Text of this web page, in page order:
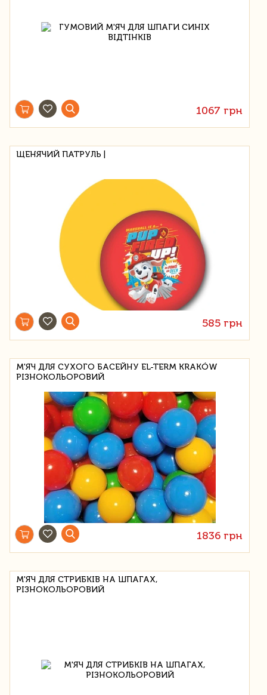
1067 грн
ЩЕНЯЧИЙ ПАТРУЛЬ |
585 грн
М'ЯЧ ДЛЯ СУХОГО БАСЕЙНУ EL-TERM KRAKÓW
РІЗНОКОЛЬОРОВИЙ
1836 грн
М'ЯЧ ДЛЯ СТРИБКІВ НА ШПАГАХ,
РІЗНОКОЛЬОРОВИЙ